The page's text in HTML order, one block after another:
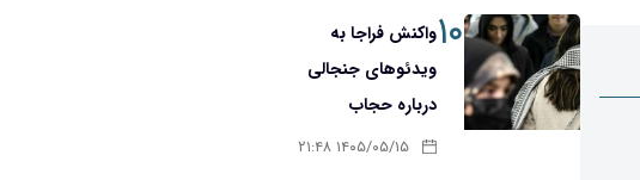
۱۰واکنش فراجا به
ویدئوهای جنجالی
درباره حجاب
۱۴۰۵/۰۵/۱۵ ۲۱:۴۸